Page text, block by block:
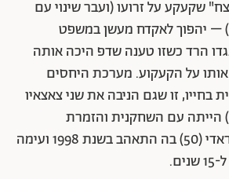
שקעקע על זרועו (ועבר שינוי עם
– יהפוך לאקדח מעשן במשפט
הרד כשזו טענה שדפ היכה אותה
על הקעקוע. מערכת היחסים
בחייו, זו שגם הניבה את שני צאצאיו
לילי רוז (24) וג'ק (21) הייתה עם השחקנית והזמרת
הצרפתייה ונסה פאראדי (50) בה התאהב בשנת 1998 ועימה